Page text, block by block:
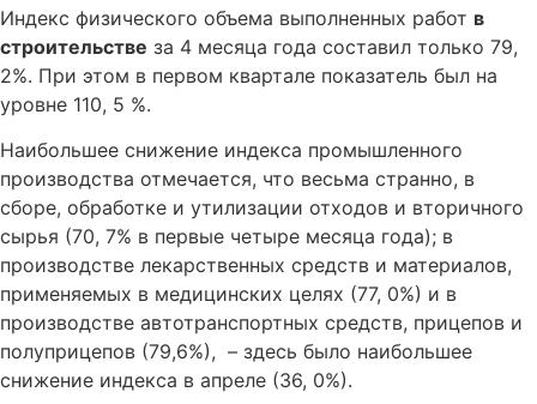
Индекс физического объема выполненных работ в
строительстве за 4 месяца года составил только 79,
2%. При этом в первом квартале показатель был на
уровне 110, 5 %.
Наибольшее снижение индекса промышленного
производства отмечается, что весьма странно, в
сборе, обработке и утилизации отходов и вторичного
сырья (70, 7% в первые четыре месяца года); в
производстве лекарственных средств и материалов,
применяемых в медицинских целях (77, 0%) и в
производстве автотранспортных средств, прицепов и
полуприцепов (79,6%), – здесь было наибольшее
снижение индекса в апреле (36, 0%).